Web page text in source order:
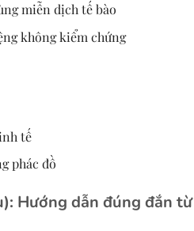
miễn dịch tế bào
không kiểm chứng
tế
phác đồ
Hướng dẫn đúng đắn